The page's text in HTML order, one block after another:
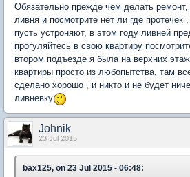
Обязательно прежде чем делать
ливня и посмотрите нет ли где протечек
пусть устроняют, в этом году ливней
прогуляйтесь в свою квартиру
втором подъезде я была на верхних
квартиры просто из любопытства, там
сделано хорошо , и никто и не будет
ливневку
Johnik
23 Jul 2015
bax125, on 23 Jul 2015 - 06:48: